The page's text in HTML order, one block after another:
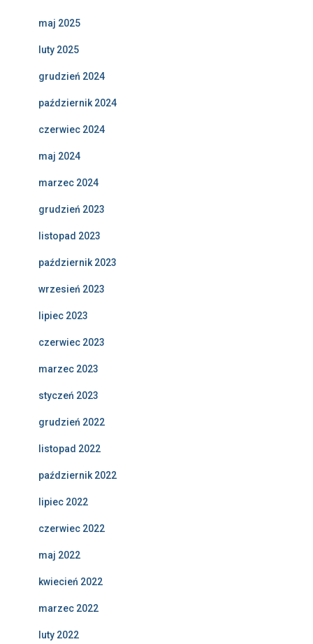
maj 2025
luty 2025
grudzień 2024
październik 2024
czerwiec 2024
maj 2024
marzec 2024
grudzień 2023
listopad 2023
październik 2023
wrzesień 2023
lipiec 2023
czerwiec 2023
marzec 2023
styczeń 2023
grudzień 2022
listopad 2022
październik 2022
lipiec 2022
czerwiec 2022
maj 2022
kwiecień 2022
marzec 2022
luty 2022